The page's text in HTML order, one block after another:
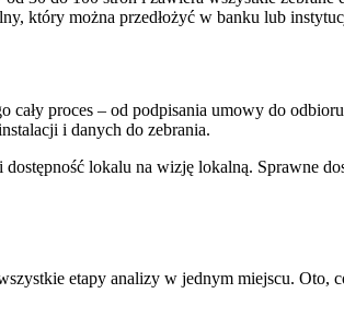
który można przedłożyć w banku lub
cały proces – od podpisania umowy do
i danych do zebrania.
lokalu na wizję lokalną. Sprawne
etapy analizy w jednym miejscu. Oto,